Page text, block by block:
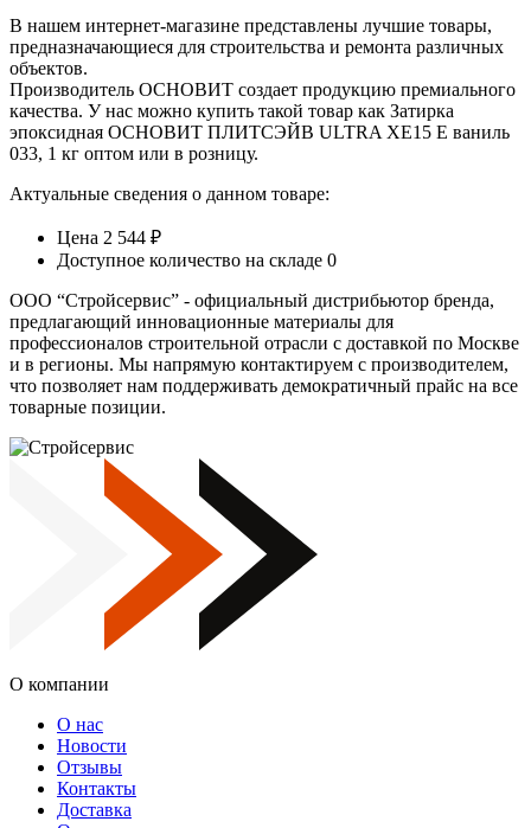
В нашем интернет-магазине представлены лучшие товары,
предназначающиеся для строительства и ремонта различных
объектов.
Производитель ОСНОВИТ создает продукцию премиального
качества. У нас можно купить такой товар как Затирка
эпоксидная ОСНОВИТ ПЛИТСЭЙВ ULTRA XE15 Е ваниль
033, 1 кг оптом или в розницу.
Актуальные сведения о данном товаре:
Цена 2 544 ₽
Доступное количество на складе 0
ООО “Стройсервис” - официальный дистрибьютор бренда,
предлагающий инновационные материалы для
профессионалов строительной отрасли с доставкой по Москве
и в регионы. Мы напрямую контактируем с производителем,
что позволяет нам поддерживать демократичный прайс на все
товарные позиции.
О компании
О нас
Новости
Отзывы
Контакты
Доставка